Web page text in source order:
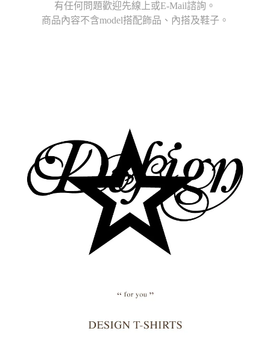
有任何問題歡迎先線上或E-Mail諮詢。
商品內容不含model搭配飾品、內搭及鞋子。